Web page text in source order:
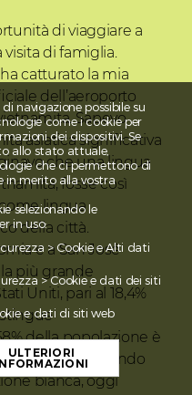
di viaggiare a
visita di famiglia.
catturato la mia
dell’aeroporto
Sapevo
asiatica significativa
che una lingua
fosse così
lingua
della città.
e a San José
la più grande
Uniti, pari al 18,4%
della popolazione è
superando
bianca, oggi
navigazione possibile su
come i cookie per
dei dispositivi. Se
allo stato attuale,
che ci permettono di
in merito alla vostra
selezionando le
in uso:
> Cookie e Alti dati
> Cookie e dati dei siti
e dati di siti web
ULTERIORI